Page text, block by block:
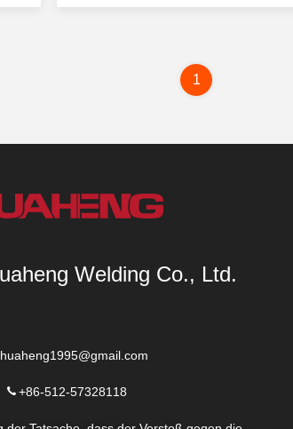
1
Welding Co., Ltd.
huaheng1995@gmail.com
+86-512-57328118